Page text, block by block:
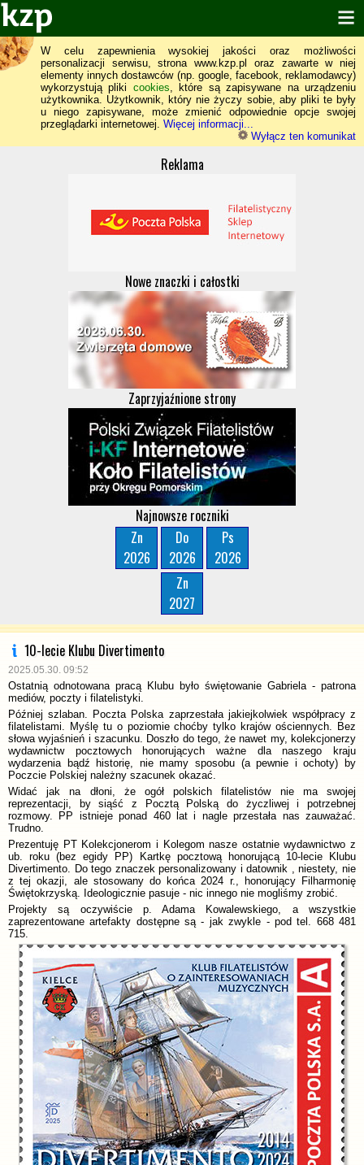
W celu zapewnienia wysokiej jakości oraz możliwości
personalizacji serwisu, strona www.kzp.pl oraz zawarte w niej
elementy innych dostawców (np. google, facebook, reklamodawcy)
wykorzystują pliki cookies, które są zapisywane na urządzeniu
użytkownika. Użytkownik, który nie życzy sobie, aby pliki te były
u niego zapisywane, może zmienić odpowiednie opcje swojej
przeglądarki internetowej. Więcej informacji...
Wyłącz ten komunikat
Reklama
Nowe znaczki i całostki
Zaprzyjaźnione strony
Najnowsze roczniki
Zn
2026
Do
2026
Ps
2026
Zn
2027
10-lecie Klubu Divertimento
2025.05.30. 09:52
Ostatnią odnotowana pracą Klubu było świętowanie Gabriela - patrona
mediów, poczty i filatelistyki.
Później szlaban. Poczta Polska zaprzestała jakiejkolwiek współpracy z
filatelistami. Myślę tu o poziomie choćby tylko krajów ościennych. Bez
słowa wyjaśnień i szacunku. Doszło do tego, że nawet my, kolekcjonerzy
wydawnictw pocztowych honorujących ważne dla naszego kraju
wydarzenia bądź historię, nie mamy sposobu (a pewnie i ochoty) by
Poczcie Polskiej należny szacunek okazać.
Widać jak na dłoni, że ogół polskich filatelistów nie ma swojej
reprezentacji, by siąść z Pocztą Polską do życzliwej i potrzebnej
rozmowy. PP istnieje ponad 460 lat i nagle przestała nas zauważać.
Trudno.
Prezentuję PT Kolekcjonerom i Kolegom nasze ostatnie wydawnictwo z
ub. roku (bez egidy PP) Kartkę pocztową honorującą 10-lecie Klubu
Divertimento. Do tego znaczek personalizowany i datownik , niestety, nie
z tej okazji, ale stosowany do końca 2024 r., honorujący Filharmonię
Świętokrzyską. Ideologicznie pasuje - nic innego nie mogliśmy zrobić.
Projekty są oczywiście p. Adama Kowalewskiego, a wszystkie
zaprezentowane artefakty dostępne są - jak zwykle - pod tel. 668 481
715.